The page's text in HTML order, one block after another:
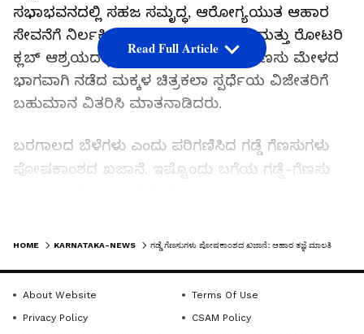
ಸಭಾಭವನದಲ್ಲಿ‌ ಸಹಜ ಸಮೃದ್ಧ, ಆರೋಗ್ಯಯುತ ಆಹಾರ
ಸೇವನೆಗೆ ನಿರ್ಲಕ್ಷಿತ ಬೆಳೆ ಮತ್ತು ಉತ್ಪನ್ನಗಳು ಮತ್ತು ರೋಟರಿ
ಕ್ಲಬ್ ಆಶ್ರಯದಲ್ಲಿ ಭಾನುವಾರ ನಡೆದ ಗಡ್ಡೆ ಗೆಣಸು ಮೇಳದ
ಭಾಗವಾಗಿ ನಡೆದ ಮಕ್ಕಳ ಚಿತ್ರಕಲಾ ಸ್ಪರ್ಧೆಯ ವಿಜೇತರಿಗೆ
ಬಹುಮಾನ ವಿತರಿಸಿ ಮಾತನಾಡಿದರು.
ಬರಗಾಲದ ಬೆಳೆಗಳು ಎಂದು ಪರಿಗಣಿಸಿದ ಗಡ್ಡೆ ಗೆಣಸುಗಳು
ಪೋಷಕಾಂಶದ ಖಜಾನೆ. ಇಷ್ಟೊಂದು ಬಗೆಯ ಗಡ್ಡೆ-ಗೆಣಸು
ಆಹಾರಗಳ ಬಗ್ಗೆ ಜಾಗೃತಿ ಮೂಡಿಸುತ್ತಿರುವುದು ಶ್ಲಾಘನೀಯ
Read Full Article
HOME KARNATAKA-NEWS
About Website
Terms Of Use
Privacy Policy
CSAM Policy